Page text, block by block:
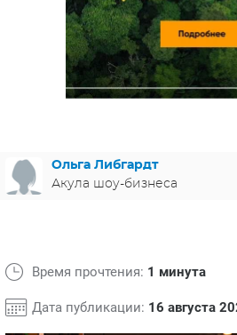
МЕЛОДРАМЫ
ИСПАНИЯ
ГЕРМАНИЯ
СВЕТСКИЕ НОВОСТИ
СПОЙЛЕРЫ ИЗ СЕРИАЛОВ
Ольга Либгардт
Акула шоу-бизнеса
Время прочтения: 1 минута
Дата публикации: 16 августа